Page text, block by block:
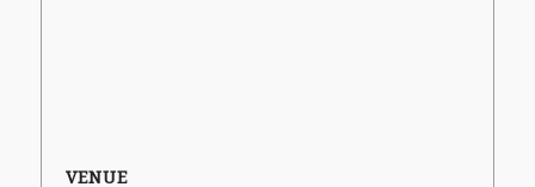
VENUE